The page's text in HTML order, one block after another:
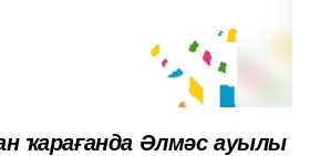
ҡарағанда Әлмәс ауылы